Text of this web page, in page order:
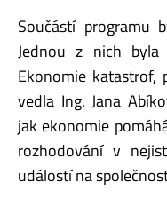
Součástí programu
Jednou z nich byla
Ekonomie katastrof,
vedla Ing. Jana
jak ekonomie
rozhodování v
událostí na